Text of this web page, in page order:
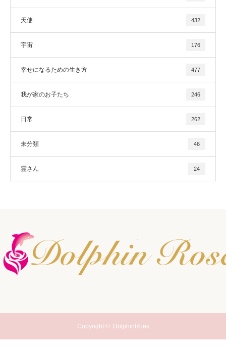
天使 432
宇宙 176
幸せになるための生き方 477
我が家のお子たち 246
日常 262
未分類 46
霊さん 24
Copyright © DolphinRoes